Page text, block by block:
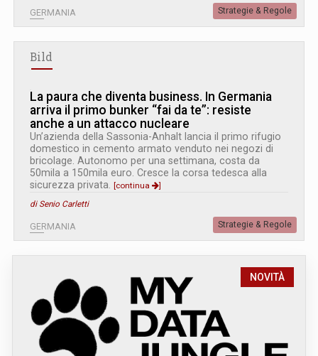
GERMANIA Strategie & Regole
Bild
La paura che diventa business. In Germania
arriva il primo bunker “fai da te”: resiste
anche a un attacco nucleare
Un’azienda della Sassonia-Anhalt lancia il primo rifugio
domestico in cemento armato venduto nei negozi di
bricolage. Autonomo per una settimana, costa da
50mila a 150mila euro. Cresce la corsa tedesca alla
sicurezza privata. [continua
]
di Senio Carletti
GERMANIA Strategie & Regole
NOVITÀ